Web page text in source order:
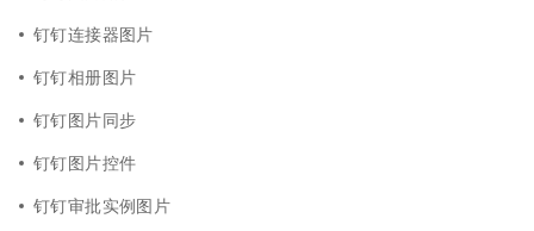
钉钉连接器图片
钉钉相册图片
钉钉图片同步
钉钉图片控件
钉钉审批实例图片